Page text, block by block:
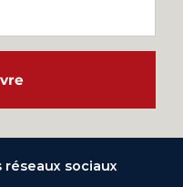
réseaux sociaux